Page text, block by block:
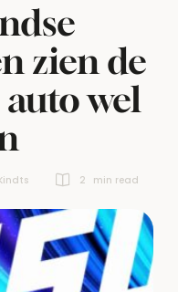
zien de
wel
2 min read